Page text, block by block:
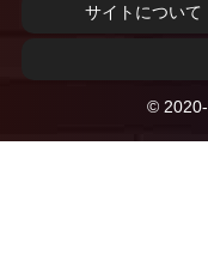
サイトについて
© 2020-